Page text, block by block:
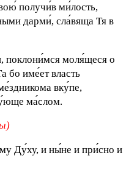
получи́в ми́лость,
дарми́, сла́вяща Тя в
поклони́мся моля́щеся о
бо име́ет власть
вку́пе,
ма́слом.
Ду́ху, и ны́не и при́сно и